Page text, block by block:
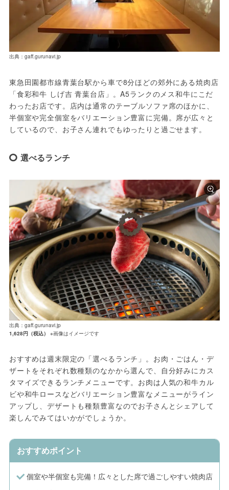
出典：gaff.gurunavi.jp
東急田園都市線青葉台駅から車で8分ほどの郊外にある焼肉店
「食彩和牛 しげ吉 青葉台店」。A5ランクのメス和牛にこだ
わったお店です。店内は通常のテーブルソファ席のほかに、
半個室や完全個室をバリエーション豊富に完備。席が広々と
しているので、お子さん連れでもゆったりと過ごせます。
選べるランチ
出典：gaff.gurunavi.jp
1,628円（税込）
※画像はイメージです
おすすめは週末限定の「選べるランチ」。お肉・ごはん・デ
ザートをそれぞれ数種類のなかから選んで、自分好みにカス
タマイズできるランチメニューです。お肉は人気の和牛カル
ビや和牛ロースなどバリエーション豊富なメニューがライン
アップし、デザートも種類豊富なのでお子さんとシェアして
楽しんでみてはいかがでしょうか。
おすすめポイント
個室や半個室も完備！広々とした席で過ごしやすい焼肉店